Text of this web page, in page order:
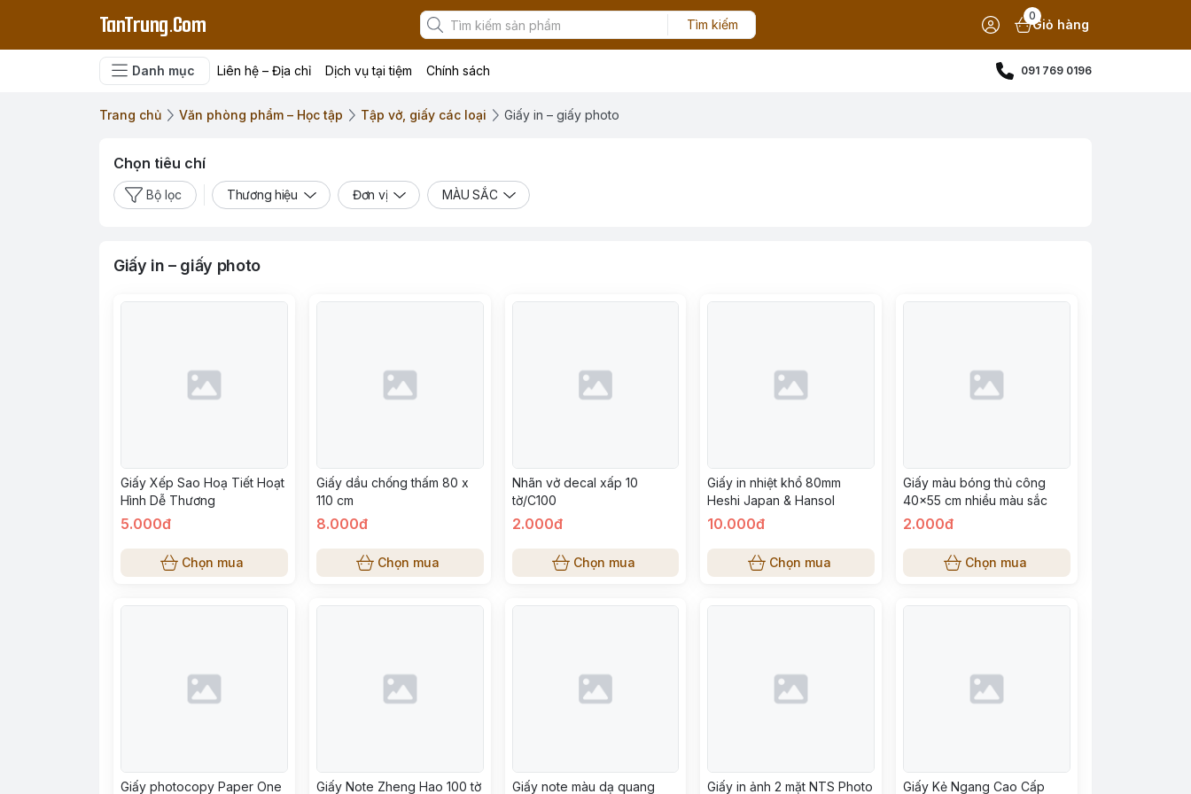
TanTrung.Com Tìm kiếm
0
Giỏ hàng
Danh mục Liên hệ – Địa chỉ Dịch vụ tại tiệm Chính sách 091 769 0196
Trang chủ Văn phòng phẩm – Học tập Tập vở, giấy các loại Giấy in – giấy photo
Chọn tiêu chí
Bộ lọc Thương hiệu Đơn vị MÀU SẮC
Giấy in – giấy photo
Giấy Xếp Sao Hoạ Tiết Hoạt
Hình Dễ Thương
5.000đ
Chọn mua
Giấy dầu chống thấm 80 x
110 cm
8.000đ
Chọn mua
Nhãn vở decal xấp 10
tờ/C100
2.000đ
Chọn mua
Giấy in nhiệt khổ 80mm
Heshi Japan & Hansol
10.000đ
Chọn mua
Giấy màu bóng thủ công
40x55 cm nhiều màu sắc
2.000đ
Chọn mua
Giấy photocopy Paper One
Giấy Note Zheng Hao 100 tờ
Giấy note màu dạ quang
Giấy in ảnh 2 mặt NTS Photo
Giấy Kẻ Ngang Cao Cấp